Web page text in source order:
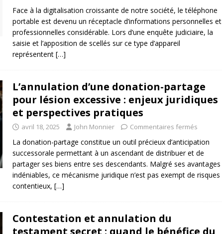
Face à la digitalisation croissante de notre société, le téléphone
portable est devenu un réceptacle d’informations personnelles et
professionnelles considérable. Lors d’une enquête judiciaire, la
saisie et l’apposition de scellés sur ce type d’appareil
représentent […]
L’annulation d’une donation-partage
pour lésion excessive : enjeux juridiques
et perspectives pratiques
avril 18, 2025 John Monnier Commentaires fermés
La donation-partage constitue un outil précieux d’anticipation
successorale permettant à un ascendant de distribuer et de
partager ses biens entre ses descendants. Malgré ses avantages
indéniables, ce mécanisme juridique n’est pas exempt de risques
contentieux, […]
Contestation et annulation du
testament secret : quand le bénéfice du